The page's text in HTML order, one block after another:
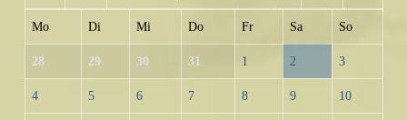
Mo Di Mi Do Fr Sa So
28 29 30 31 1 2 3
4 5 6 7 8 9 10